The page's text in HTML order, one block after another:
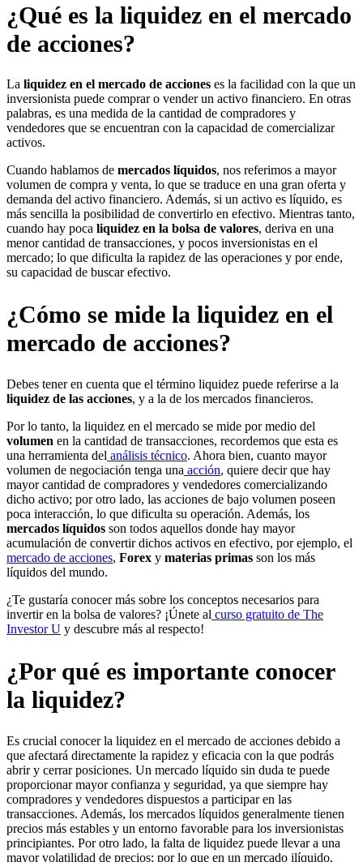
¿Qué es la liquidez en el mercado
de acciones?
La liquidez en el mercado de acciones es la facilidad con la que un
inversionista puede comprar o vender un activo financiero. En otras
palabras, es una medida de la cantidad de compradores y
vendedores que se encuentran con la capacidad de comercializar
activos.
Cuando hablamos de mercados líquidos, nos referimos a mayor
volumen de compra y venta, lo que se traduce en una gran oferta y
demanda del activo financiero. Además, si un activo es líquido, es
más sencilla la posibilidad de convertirlo en efectivo. Mientras tanto,
cuando hay poca liquidez en la bolsa de valores, deriva en una
menor cantidad de transacciones, y pocos inversionistas en el
mercado; lo que dificulta la rapidez de las operaciones y por ende,
su capacidad de buscar efectivo.
¿Cómo se mide la liquidez en el
mercado de acciones?
Debes tener en cuenta que el término liquidez puede referirse a la
liquidez de las acciones, y a la de los mercados financieros.
Por lo tanto, la liquidez en el mercado se mide por medio del
volumen en la cantidad de transacciones, recordemos que esta es
una herramienta del análisis técnico. Ahora bien, cuanto mayor
volumen de negociación tenga una acción, quiere decir que hay
mayor cantidad de compradores y vendedores comercializando
dicho activo; por otro lado, las acciones de bajo volumen poseen
poca interacción, lo que dificulta su operación. Además, los
mercados líquidos son todos aquellos donde hay mayor
acumulación de convertir dichos activos en efectivo, por ejemplo, el
mercado de acciones, Forex y materias primas son los más
líquidos del mundo.
¿Te gustaría conocer más sobre los conceptos necesarios para
invertir en la bolsa de valores? ¡Únete al curso gratuito de The
Investor U y descubre más al respecto!
¿Por qué es importante conocer
la liquidez?
Es crucial conocer la liquidez en el mercado de acciones debido a
que afectará directamente la rapidez y eficacia con la que podrás
abrir y cerrar posiciones. Un mercado líquido sin duda te puede
proporcionar mayor confianza y seguridad, ya que siempre hay
compradores y vendedores dispuestos a participar en las
transacciones. Además, los mercados líquidos generalmente tienen
precios más estables y un entorno favorable para los inversionistas
principiantes. Por otro lado, la falta de liquidez puede llevar a una
mayor volatilidad de precios; por lo que en un mercado ilíquido,